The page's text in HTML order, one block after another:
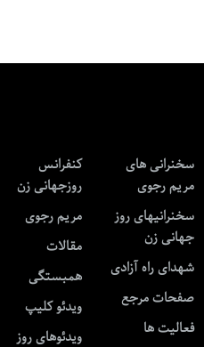
سخنرانی های
مریم رجوی
سخنرانیهای روز
جهانی زن
شهدای راه آزادی
صفحات مرجع
فعالیت ها
کنفرانس
روزجهانی زن
مریم رجوی
مقالات
همبستگی
ویدئو کلیپ
ویدئوهای روز